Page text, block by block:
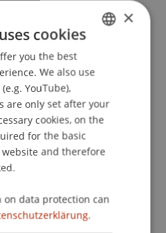
feierlichen Übergabe
Diploma Supplements
des akademischen
Liechtenstein dar.
wir allen Absolventinnen
uns, diesen
zu feiern. Die
der Universität
ENGLISH
×
cookies
you the best
We also use
YouTube),
are only set after your
cookies, on the
for the basic
and therefore
data protection can